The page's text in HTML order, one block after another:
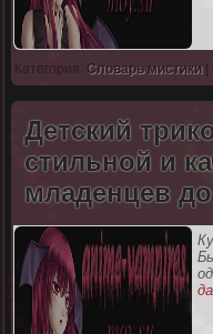
Категория: Словарь мистики|
Детский
стильной и
младенцев